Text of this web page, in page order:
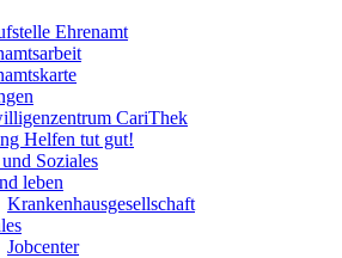
Ehrenamt
CariThek
Helfen tut gut!
Soziales
leben
Krankenhausgesellschaft
Jobcenter